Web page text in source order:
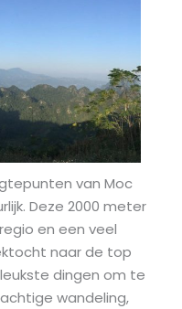
van Moc
Deze 2000 meter
en een veel
naar de top
dingen om te
wandeling,